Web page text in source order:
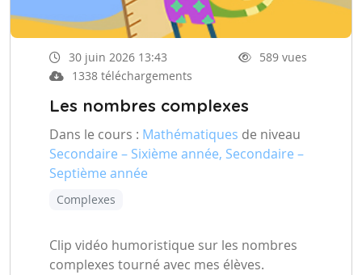
30 juin 2026 13:43
589 vues
1338 téléchargements
Les nombres complexes
Dans le cours : Mathématiques de niveau
Secondaire – Sixième année, Secondaire –
Septième année
Complexes
Clip vidéo humoristique sur les nombres
complexes tourné avec mes élèves.